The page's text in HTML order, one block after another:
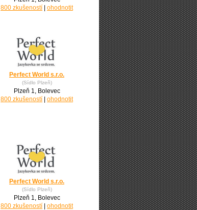
800 zkušeností
ohodnotit
Perfect World s.r.o.
(Sídlo Plzeň)
Plzeň 1, Bolevec
800 zkušeností
ohodnotit
Perfect World s.r.o.
(Sídlo Plzeň)
Plzeň 1, Bolevec
800 zkušeností
ohodnotit